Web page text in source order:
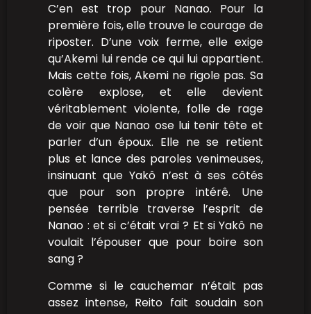
C’en est trop pour Nanao. Pour la
première fois, elle trouve le courage de
riposter. D’une voix ferme, elle exige
qu’Akemi lui rende ce qui lui appartient.
Mais cette fois, Akemi ne rigole pas. Sa
colère explose, et elle devient
véritablement violente, folle de rage
de voir que Nanao ose lui tenir tête et
parler d’un époux. Elle ne se retient
plus et lance des paroles venimeuses,
insinuant que Yakô n’est à ses côtés
que pour son propre intérê. Une
pensée terrible traverse l’esprit de
Nanao : et si c’était vrai ? Et si Yakô ne
voulait l’épouser que pour boire son
sang ?
Comme si le cauchemar n’était pas
assez intense, Reito fait soudain son